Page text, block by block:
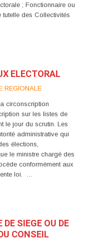
; Fonctionnaire ou
tutelle des Collectivités
ELECTORAL
REGIONALE
circonscription
sur les listes de
le jour du scrutin. Les
administrative qui
élections,
le ministre chargé des
conformément aux
loi. …
SIEGE OU DE
CONSEIL